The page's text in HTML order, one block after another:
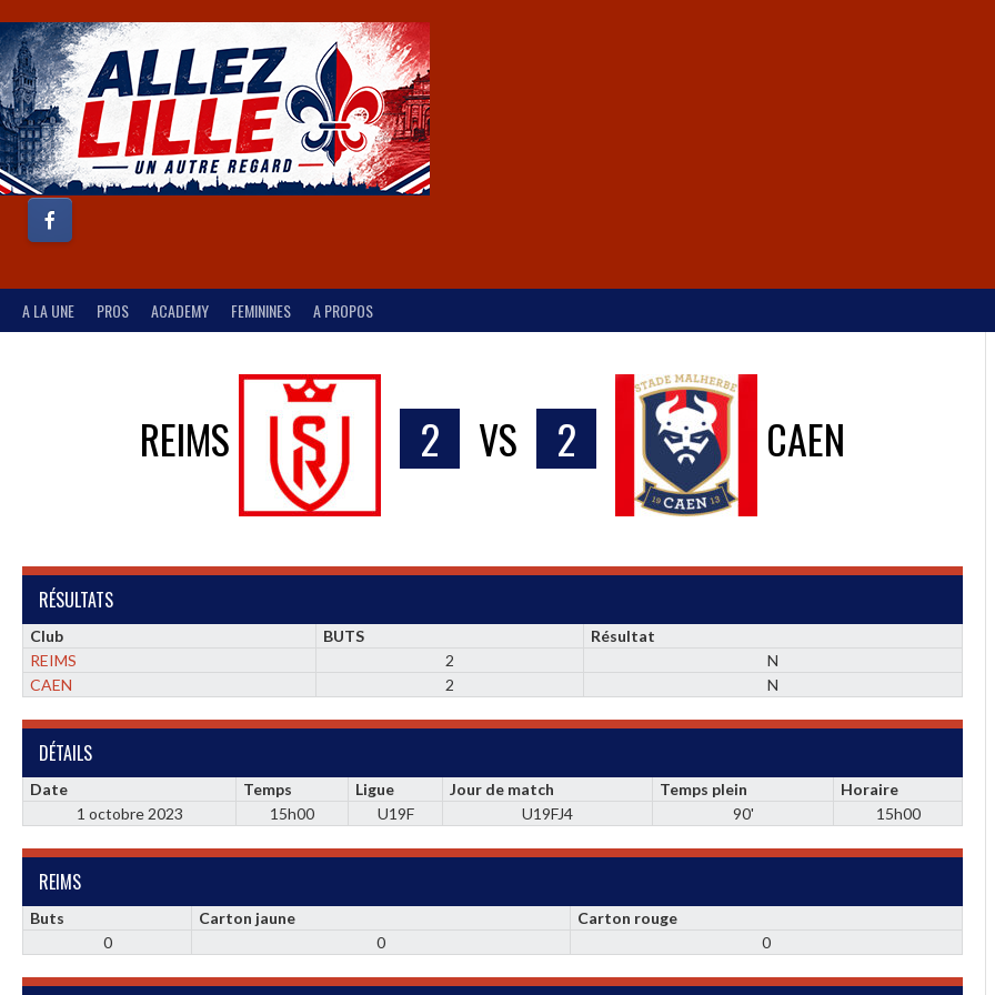
A LA UNE PROS ACADEMY FEMININES A PROPOS
REIMS 2 VS 2 CAEN
RÉSULTATS
Club BUTS
Résultat
REIMS
2
N
CAEN
2 N
DÉTAILS
Date Temps Ligue Jour de match Temps plein
Horaire
1 octobre 2023
15h00 U19F U19FJ4 90' 15h00
REIMS
Buts Carton jaune
Carton rouge
0
0 0